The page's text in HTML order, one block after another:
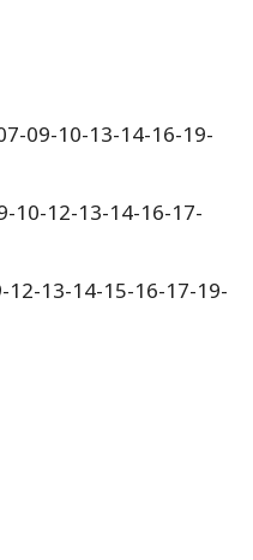
09-10-13-14-16-19-
10-12-13-14-16-17-
12-13-14-15-16-17-19-